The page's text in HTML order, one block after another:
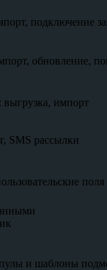
подключение
обновление,
импорт
SMS рассылки
поля
и шаблоны